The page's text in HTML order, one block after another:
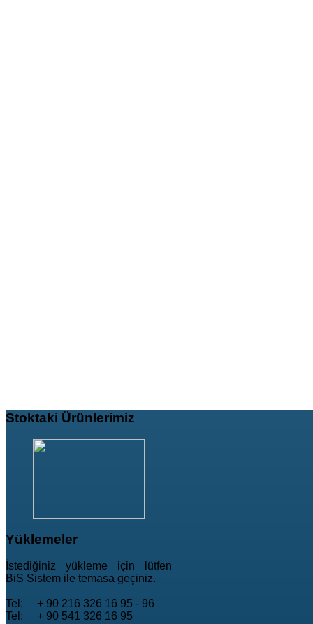
Stoktaki Ürünlerimiz
Yüklemeler
İstediğiniz yükleme için lütfen
BiS Sistem ile temasa geçiniz.
Tel: + 90 216 326 16 95 - 96
Tel: + 90 541 326 16 95